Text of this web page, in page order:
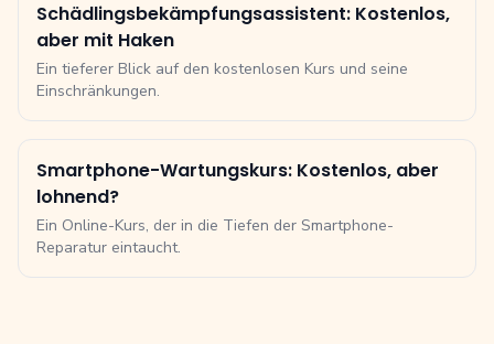
Schädlingsbekämpfungsassistent: Kostenlos,
aber mit Haken
Ein tieferer Blick auf den kostenlosen Kurs und seine
Einschränkungen.
Smartphone-Wartungskurs: Kostenlos, aber
lohnend?
Ein Online-Kurs, der in die Tiefen der Smartphone-
Reparatur eintaucht.